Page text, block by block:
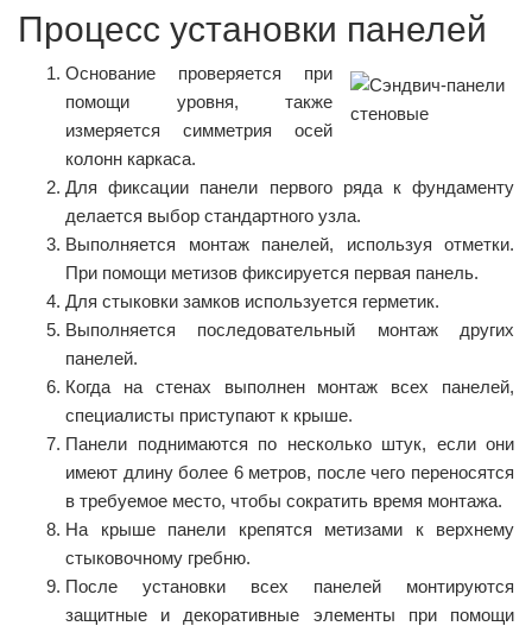
Процесс установки панелей
Основание проверяется при
помощи уровня, также
измеряется симметрия осей
колонн каркаса.
Для фиксации панели первого ряда к фундаменту
делается выбор стандартного узла.
Выполняется монтаж панелей, используя отметки.
При помощи метизов фиксируется первая панель.
Для стыковки замков используется герметик.
Выполняется последовательный монтаж других
панелей.
Когда на стенах выполнен монтаж всех панелей,
специалисты приступают к крыше.
Панели поднимаются по несколько штук, если они
имеют длину более 6 метров, после чего переносятся
в требуемое место, чтобы сократить время монтажа.
На крыше панели крепятся метизами к верхнему
стыковочному гребню.
После установки всех панелей монтируются
защитные и декоративные элементы при помощи